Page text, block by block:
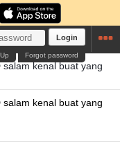
Login
Forgot password
kenal buat yang
kenal buat yang